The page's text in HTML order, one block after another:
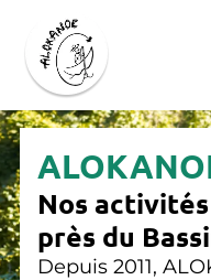
Nos
près du
Depuis 2011,